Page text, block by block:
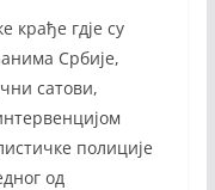
крађе гдје су
Србије,
сатови,
полиције
од